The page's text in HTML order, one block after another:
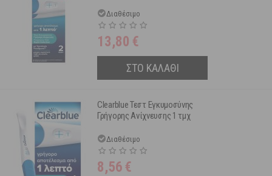
Διαθέσιμο
13,80 €
ΣΤΟ ΚΑΛΑΘΙ
Clearblue Τεστ Εγκυμοσύνης
Γρήγορης Ανίχνευσης 1 τμχ
Διαθέσιμο
8,56 €